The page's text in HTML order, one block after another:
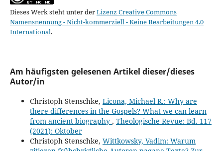
Dieses Werk steht unter derLizenz Creative Commons
Namensnennung - Nicht-kommerziell - Keine Bearbeitungen 4.0
International.
Am häufigsten gelesenen Artikel dieser/dieses
Autor/in
Christoph Stenschke, Licona, Michael R.: Why are
there differences in the Gospels? What we can learn
from ancient biography , Theologische Revue: Bd. 117
(2021): Oktober
Christoph Stenschke, Wittkowsky, Vadim: Warum